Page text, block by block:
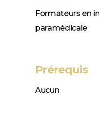
Formateurs en
paramédicale
Prérequis
Aucun